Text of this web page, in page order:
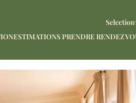
Selection
ESTIMATIONS PRENDRE RENDEZ